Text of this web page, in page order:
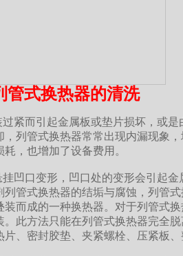
式换热器的清洗
而引起金属板或垫片损坏，或是
列管式换热器常常出现内漏现象
耗，也增加了设备费用。
口变形，凹口处的变形会引起金
管式换热器的结垢与腐蚀，列管
而成的一种换热器。对于列管式
此方法只能在列管式换热器完全
、密封胶垫、夹紧螺栓、压紧板、